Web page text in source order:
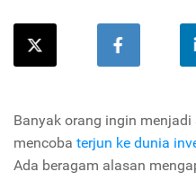
Banyak orang ingin
mencoba terjun ke dunia
Ada beragam alasan